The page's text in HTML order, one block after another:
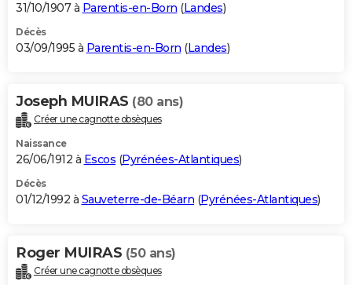
31/10/1907 à Parentis-en-Born (Landes)
Décès
03/09/1995 à Parentis-en-Born (Landes)
Joseph MUIRAS (80 ans)
Créer une cagnotte obsèques
Naissance
26/06/1912 à Escos (Pyrénées-Atlantiques)
Décès
01/12/1992 à Sauveterre-de-Béarn (Pyrénées-Atlantiques)
Roger MUIRAS (50 ans)
Créer une cagnotte obsèques